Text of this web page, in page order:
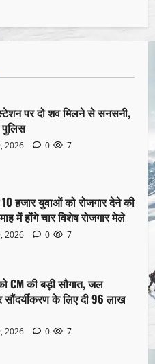
पर दो शव मिलने से सनसनी,
2026 0 7
हजार युवाओं को रोजगार देने की
में होंगे चार विशेष रोजगार मेले
2026 0 7
CM की बड़ी सौगात, जल
के लिए दी 96 लाख
2026 0 7